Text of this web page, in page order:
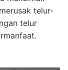
telur-
telur